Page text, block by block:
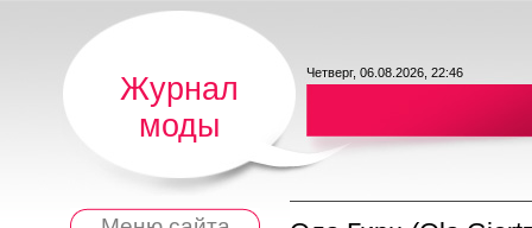
Журнал
моды
Четверг, 06.08.2026, 22:46